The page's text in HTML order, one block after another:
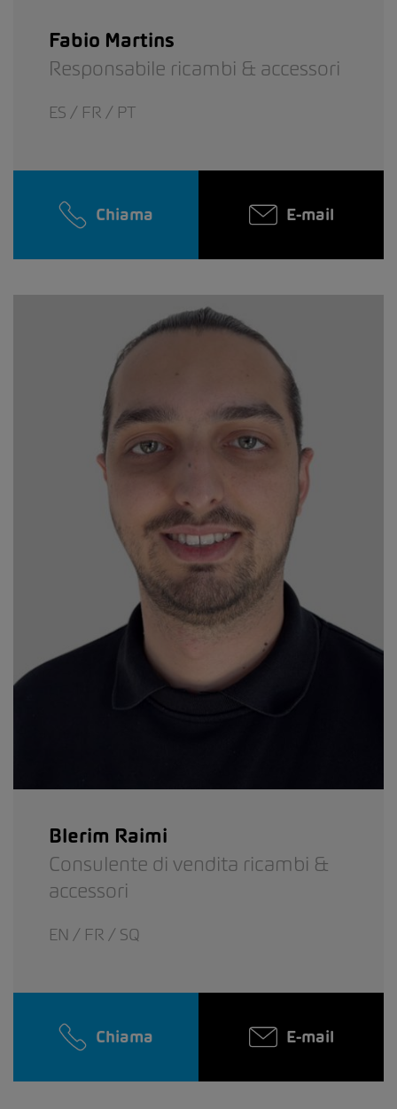
Fabio Martins
Responsabile ricambi & accessori
ES / FR / PT
Chiama E-mail
Blerim Raimi
Consulente di vendita ricambi &
accessori
EN / FR / SQ
Chiama E-mail